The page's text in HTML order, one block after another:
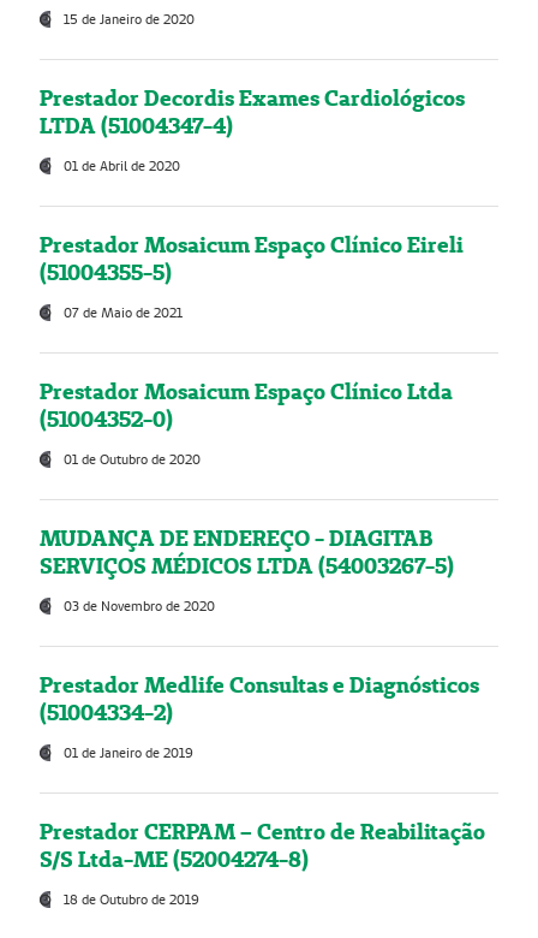
15 de Janeiro de 2020
Prestador Decordis Exames Cardiológicos
LTDA (51004347-4)
01 de Abril de 2020
Prestador Mosaicum Espaço Clínico Eireli
(51004355-5)
07 de Maio de 2021
Prestador Mosaicum Espaço Clínico Ltda
(51004352-0)
01 de Outubro de 2020
MUDANÇA DE ENDEREÇO - DIAGITAB
SERVIÇOS MÉDICOS LTDA (54003267-5)
03 de Novembro de 2020
Prestador Medlife Consultas e Diagnósticos
(51004334-2)
01 de Janeiro de 2019
Prestador CERPAM – Centro de Reabilitação
S/S Ltda-ME (52004274-8)
18 de Outubro de 2019